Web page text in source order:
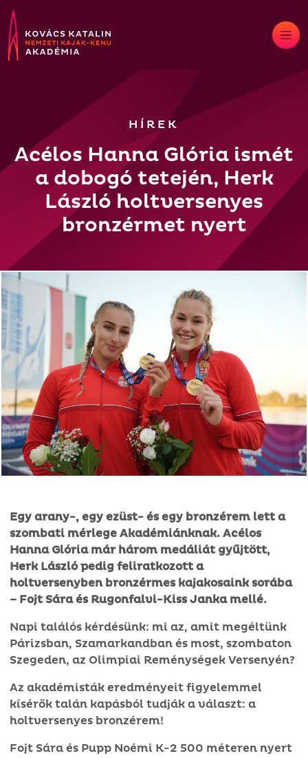
Skip
to
content
HÍREK
Acélos Hanna Glória ismét
a dobogó tetején, Herk
László holtversenyes
bronzérmet nyert
Egy arany-, egy ezüst- és egy bronzérem lett a
szombati mérlege Akadémiánknak. Acélos
Hanna Glória már három medáliát gyűjtött,
Herk László pedig feliratkozott a
holtversenyben bronzérmes kajakosaink sorába
– Fojt Sára és Rugonfalvi-Kiss Janka mellé.
Napi találós kérdésünk: mi az, amit megéltünk
Párizsban, Szamarkandban és most, szombaton
Szegeden, az Olimpiai Reménységek Versenyén?
Az akadémisták eredményeit figyelemmel
kísérők talán kapásból tudják a választ: a
holtversenyes bronzérem!
Fojt Sára és Pupp Noémi K-2 500 méteren nyert